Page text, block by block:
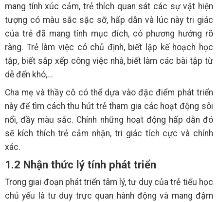
mang tính xúc cảm, trẻ thích quan sát các sự vật hiện
tượng có màu sắc sặc sỡ, hấp dẫn và lúc này tri giác
của trẻ đã mang tính mục đích, có phương hướng rõ
ràng. Trẻ làm việc có chủ định, biết lập kế hoạch học
tập, biết sắp xếp công việc nhà, biết làm các bài tập từ
dễ đến khó,...
Cha mẹ và thầy cô có thể dựa vào đặc điểm phát triển
này để tìm cách thu hút trẻ tham gia các hoạt động sôi
nổi, đầy màu sắc. Chính những hoạt động hấp dẫn đó
sẽ kích thích trẻ cảm nhận, tri giác tích cực và chính
xác.
1.2 Nhận thức lý tính phát triển
Trong giai đoạn phát triển tâm lý, tư duy của trẻ tiểu học
chủ yếu là tư duy trực quan hành động và mang đậm